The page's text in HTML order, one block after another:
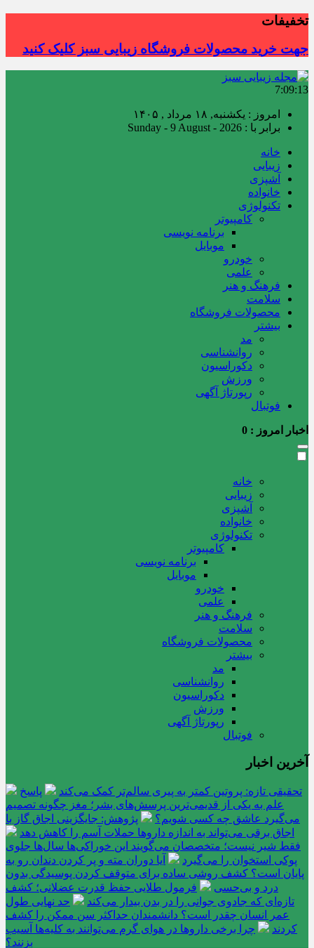
تخفیفات
جهت خرید محصولات فروشگاه زیبایی سبز کلیک کنید
7:09:14
امروز : یکشنبه, ۱۸ مرداد , ۱۴۰۵
برابر با : Sunday - 9 August - 2026
خانه
زیبایی
آشپزی
خانواده
تکنولوژی
کامپیوتر
برنامه نویسی
موبایل
خودرو
علمی
فرهنگ و هنر
سلامت
محصولات فروشگاه
بیشتر
مد
روانشناسی
دکوراسیون
ورزش
رپورتاژ آگهی
فوتبال
اخبار امروز : 0
خانه
زیبایی
آشپزی
خانواده
تکنولوژی
کامپیوتر
برنامه نویسی
موبایل
خودرو
علمی
فرهنگ و هنر
سلامت
محصولات فروشگاه
بیشتر
مد
روانشناسی
دکوراسیون
ورزش
رپورتاژ آگهی
فوتبال
آخرین اخبار
تحقیقی تازه: پروتین کمتر به پیری سالم‌تر کمک می‌کند
پاسخ
علم به یکی از قدیمی‌ترین پرسش‌های بشر؛ مغز چگونه تصمیم
می‌گیرد عاشق چه کسی شویم؟
پژوهش: جایگزینی اجاق گاز با
اجاق برقی می‌تواند به اندازه داروها حملات آسم را کاهش دهد
فقط شیر نیست؛ متخصصان می‌گویند این خوراکی‌ها سال‌ها جلوی
پوکی استخوان را می‌گیرد
آیا دوران مته و پر کردن دندان رو به
پایان است؟ کشف روشی ساده برای متوقف کردن پوسیدگی بدون
درد و بی‌حسی
فرمول طلایی حفظ قدرت عضلانی؛ کشف
تازه‌ای که جادوی جوانی را در بدن بیدار می‌کند
حد نهایی طول
عمر انسان چقدر است؟ دانشمندان حداکثر سن ممکن را کشف
کردند
چرا برخی داروها در هوای گرم می‌توانند به کلیه‌ها آسیب
بزنند؟